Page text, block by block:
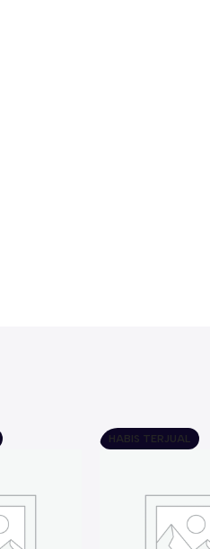
HABIS TERJUAL